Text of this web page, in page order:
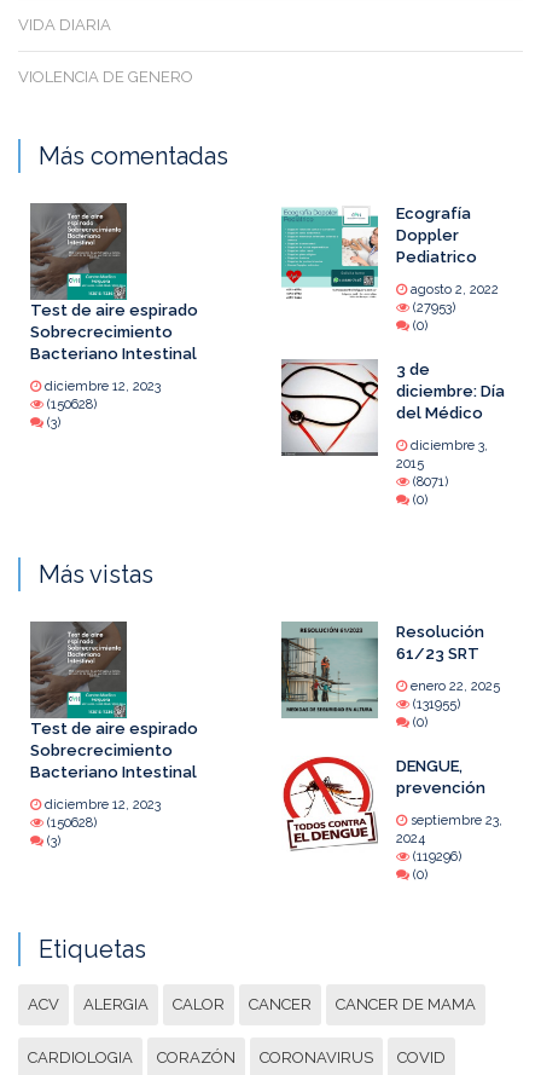
VIDA DIARIA
VIOLENCIA DE GENERO
Más comentadas
Test de aire espirado
Sobrecrecimiento
Bacteriano Intestinal
diciembre 12, 2023
(150628)
(3)
Ecografía
Doppler
Pediatrico
agosto 2, 2022
(27953)
(0)
3 de
diciembre: Día
del Médico
diciembre 3,
2015
(8071)
(0)
Más vistas
Test de aire espirado
Sobrecrecimiento
Bacteriano Intestinal
diciembre 12, 2023
(150628)
(3)
Resolución
61/23 SRT
enero 22, 2025
(131955)
(0)
DENGUE,
prevención
septiembre 23,
2024
(119296)
(0)
Etiquetas
ACV ALERGIA CALOR CANCER CANCER DE MAMA
CARDIOLOGIA CORAZÓN CORONAVIRUS COVID